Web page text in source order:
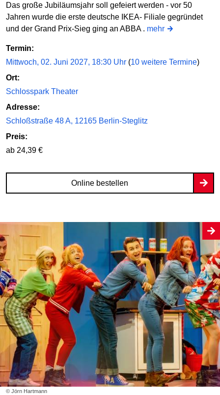
Das große Jubiläumsjahr soll gefeiert werden - vor 50
Jahren wurde die erste deutsche IKEA- Filiale gegründet
und der Grand Prix-Sieg ging an ABBA . mehr
Termin:
Mittwoch, 02. Juni 2027, 18:30 Uhr (10 weitere Termine)
Ort:
Schlosspark Theater
Adresse:
Schloßstraße 48 A, 12165 Berlin-Steglitz
Preis:
ab 24,39 €
Online bestellen
© Jörn Hartmann